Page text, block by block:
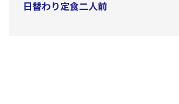
日替わり定食二人前